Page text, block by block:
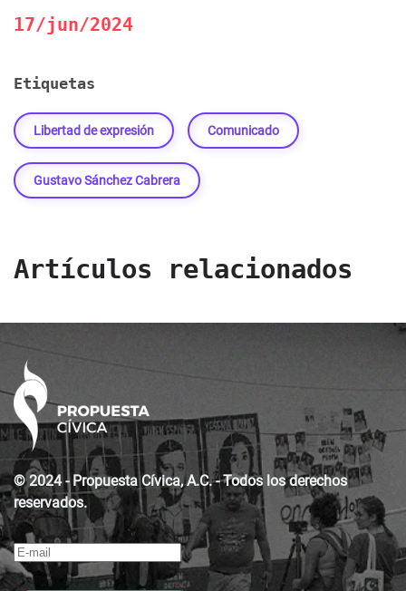
17/jun/2024
Etiquetas
Libertad de expresión Comunicado
Gustavo Sánchez Cabrera
Artículos relacionados
© 2024 - Propuesta Cívica, A.C. - Todos los derechos
reservados.